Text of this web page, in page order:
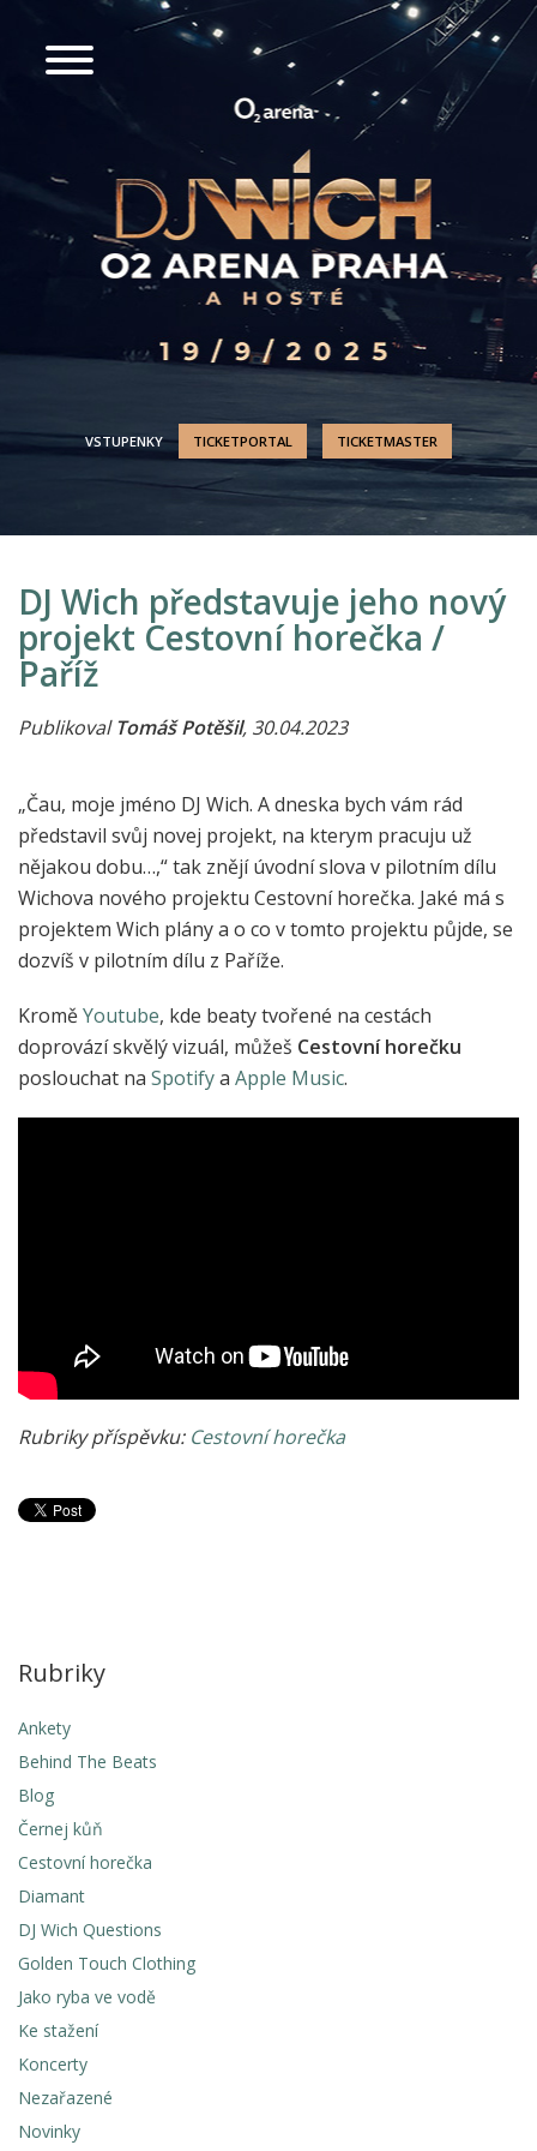
VSTUPENKY TICKETPORTAL TICKETMASTER
DJ Wich představuje jeho nový
projekt Cestovní horečka /
Paříž
PublikovalTomáš Potěšil, 30.04.2023
„Čau, moje jméno DJ Wich. A dneska bych vám rád
představil svůj novej projekt, na kterym pracuju už
nějakou dobu…,“ tak znějí úvodní slova v pilotním dílu
Wichova nového projektu Cestovní horečka. Jaké má s
projektem Wich plány a o co v tomto projektu půjde, se
dozvíš v pilotním dílu z Paříže.
KroměYoutube, kde beaty tvořené na cestách
doprovází skvělý vizuál, můžeš Cestovní horečku
poslouchat na Spotifya Apple Music.
Rubriky příspěvku: Cestovní horečka
Rubriky
Ankety
Behind The Beats
Blog
Černej kůň
Cestovní horečka
Diamant
DJ Wich Questions
Golden Touch Clothing
Jako ryba ve vodě
Ke stažení
Koncerty
Nezařazené
Novinky